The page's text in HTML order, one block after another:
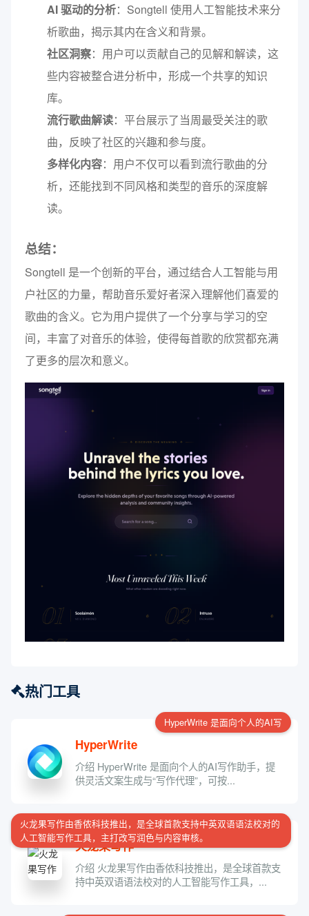
AI 驱动的分析：Songtell 使用人工智能技术来分
析歌曲，揭示其内在含义和背景。
社区洞察：用户可以贡献自己的见解和解读，这
些内容被整合进分析中，形成一个共享的知识
库。
流行歌曲解读：平台展示了当周最受关注的歌
曲，反映了社区的兴趣和参与度。
多样化内容：用户不仅可以看到流行歌曲的分
析，还能找到不同风格和类型的音乐的深度解
读。
总结：
Songtell 是一个创新的平台，通过结合人工智能与用
户社区的力量，帮助音乐爱好者深入理解他们喜爱的
歌曲的含义。它为用户提供了一个分享与学习的空
间，丰富了对音乐的体验，使得每首歌的欣赏都充满
了更多的层次和意义。
热门工具
HyperWrite 是面向个人的AI写
HyperWrite
介绍 HyperWrite 是面向个人的AI写作助手，提
供灵活文案生成与“写作代理”，可按...
火龙果写作由香侬科技推出，是全球首款支持中英双语语法校对的
人工智能写作工具，主打改写润色与内容审核。
火龙果写作
介绍 火龙果写作由香侬科技推出，是全球首款支
持中英双语语法校对的人工智能写作工具，...